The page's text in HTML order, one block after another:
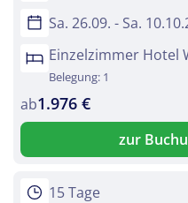
Link kopieren
Sa. 26.09. - Sa.
Einzelzimmer Hotel
Belegung: 1
ab1.976 €
zur
15 Tage